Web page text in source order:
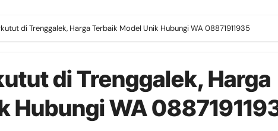
di Trenggalek, Harga Terbaik Model Unik Hubungi WA 08871911935
di Trenggalek, Harga
Hubungi WA